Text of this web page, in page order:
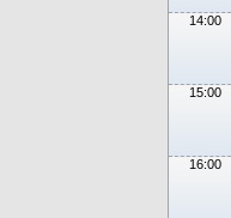
14:00
15:00
16:00